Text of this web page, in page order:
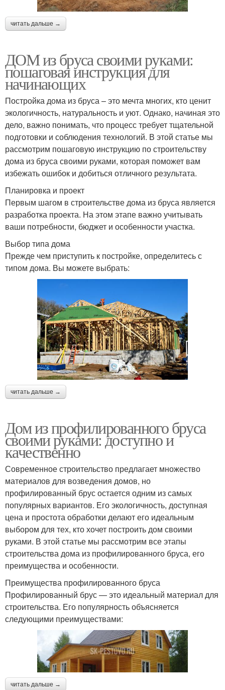
читать дальше →
ДОМ из бруса своими руками:
пошаговая инструкция для
начинающих
Постройка дома из бруса – это мечта многих, кто ценит
экологичность, натуральность и уют. Однако, начиная это
дело, важно понимать, что процесс требует тщательной
подготовки и соблюдения технологий. В этой статье мы
рассмотрим пошаговую инструкцию по строительству
дома из бруса своими руками, которая поможет вам
избежать ошибок и добиться отличного результата.
Планировка и проект
Первым шагом в строительстве дома из бруса является
разработка проекта. На этом этапе важно учитывать
ваши потребности, бюджет и особенности участка.
Выбор типа дома
Прежде чем приступить к постройке, определитесь с
типом дома. Вы можете выбрать:
читать дальше →
Дом из профилированного бруса
своими руками: доступно и
качественно
Современное строительство предлагает множество
материалов для возведения домов, но
профилированный брус остается одним из самых
популярных вариантов. Его экологичность, доступная
цена и простота обработки делают его идеальным
выбором для тех, кто хочет построить дом своими
руками. В этой статье мы рассмотрим все этапы
строительства дома из профилированного бруса, его
преимущества и особенности.
Преимущества профилированного бруса
Профилированный брус — это идеальный материал для
строительства. Его популярность объясняется
следующими преимуществами:
читать дальше →